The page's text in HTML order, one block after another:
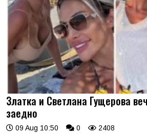
Златка и Светлана Гущерова
заедно
09 Aug 10:50 0 2408